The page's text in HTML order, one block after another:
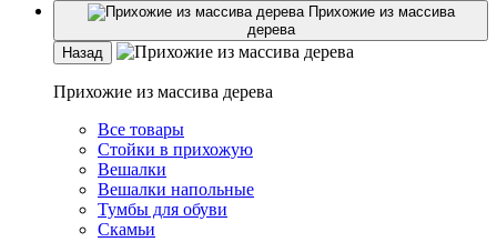
Прихожие из массива
дерева
Назад
Прихожие из массива дерева
Все товары
Стойки в прихожую
Вешалки
Вешалки напольные
Тумбы для обуви
Скамьи